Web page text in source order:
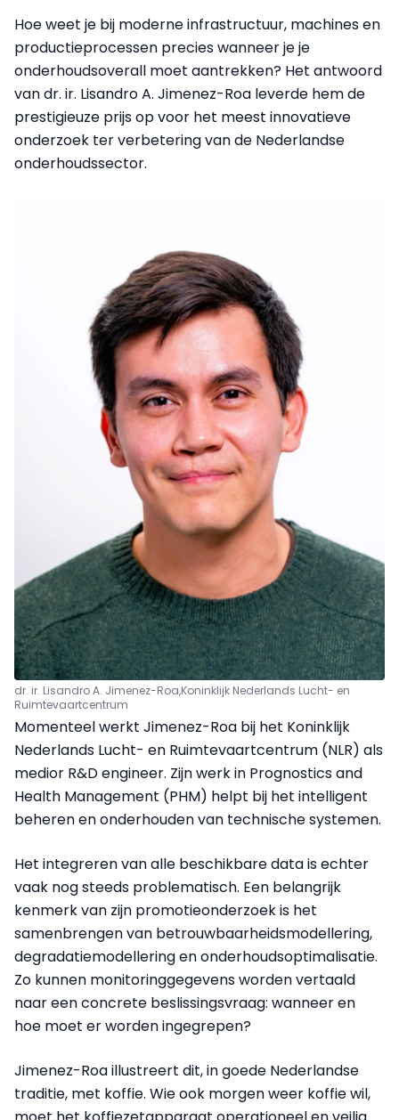
Hoe weet je bij moderne infrastructuur, machines en
productieprocessen precies wanneer je je
onderhoudsoverall moet aantrekken? Het antwoord
van dr. ir. Lisandro A. Jimenez-Roa leverde hem de
prestigieuze prijs op voor het meest innovatieve
onderzoek ter verbetering van de Nederlandse
onderhoudssector.
dr. ir. Lisandro A. Jimenez-Roa,Koninklijk Nederlands Lucht- en
Ruimtevaartcentrum
Momenteel werkt Jimenez-Roa bij het Koninklijk
Nederlands Lucht- en Ruimtevaartcentrum (NLR) als
medior R&D engineer. Zijn werk in Prognostics and
Health Management (PHM) helpt bij het intelligent
beheren en onderhouden van technische systemen.
Het integreren van alle beschikbare data is echter
vaak nog steeds problematisch. Een belangrijk
kenmerk van zijn promotieonderzoek is het
samenbrengen van betrouwbaarheidsmodellering,
degradatiemodellering en onderhoudsoptimalisatie.
Zo kunnen monitoringgegevens worden vertaald
naar een concrete beslissingsvraag: wanneer en
hoe moet er worden ingegrepen?
Jimenez-Roa illustreert dit, in goede Nederlandse
traditie, met koffie. Wie ook morgen weer koffie wil,